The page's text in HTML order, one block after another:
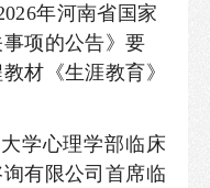
年河南省国家
项的公告》要
材《生涯教育》
学心理学部临床
有限公司首席临